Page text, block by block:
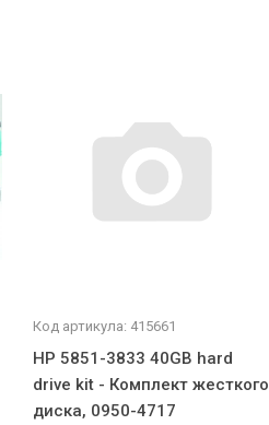
Код артикула: 415661
HP 5851-3833 40GB hard
drive kit - Комплект жесткого
диска, 0950-4717